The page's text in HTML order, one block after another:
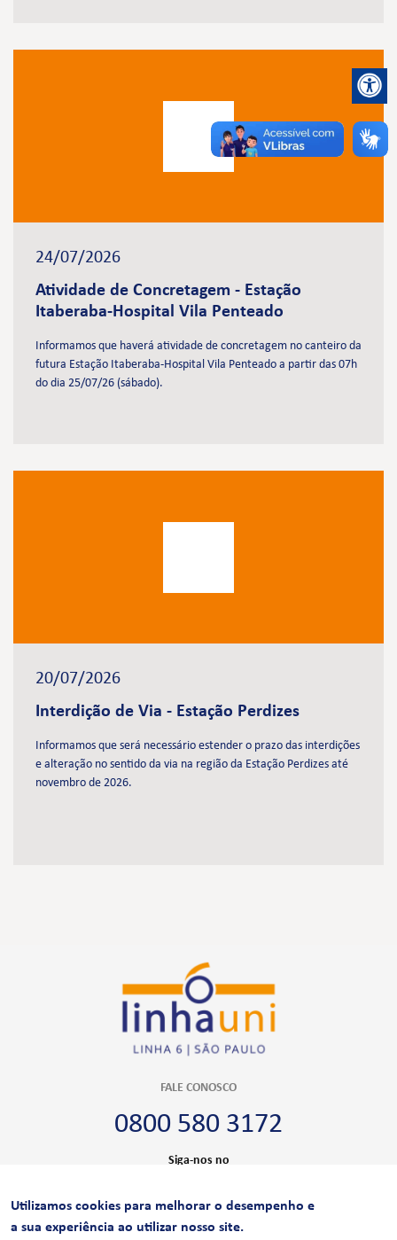
24/07/2026
Atividade de Concretagem - Estação
Itaberaba-Hospital Vila Penteado
Informamos que haverá atividade de concretagem no canteiro da
futura Estação Itaberaba-Hospital Vila Penteado a partir das 07h
do dia 25/07/26 (sábado).
20/07/2026
Interdição de Via - Estação Perdizes
Informamos que será necessário estender o prazo das interdições
e alteração no sentido da via na região da Estação Perdizes até
novembro de 2026.
FALE CONOSCO
0800 580 3172
Siga-nos no
CERTIFICAÇÕES
Utilizamos cookies para melhorar o desempenho e
a sua experiência ao utilizar nosso site.